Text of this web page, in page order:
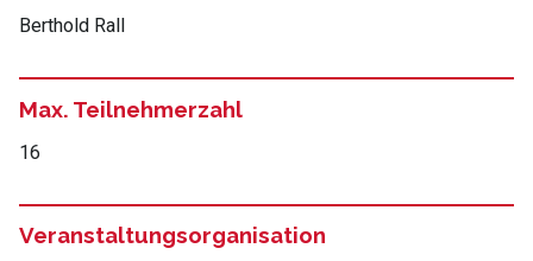
Berthold Rall
Max. Teilnehmerzahl
16
Veranstaltungsorganisation